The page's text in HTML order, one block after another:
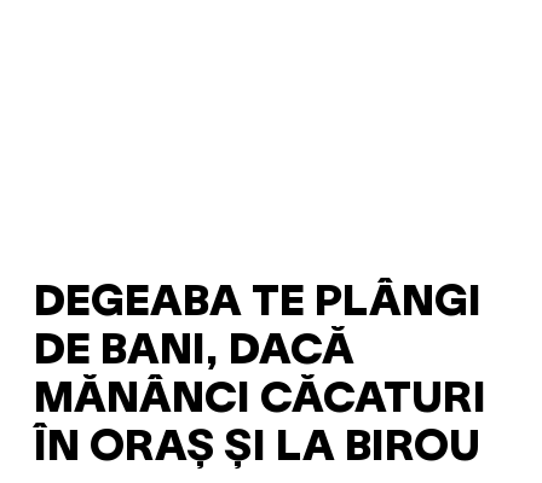
DEGEABA TE PLÂNGI
DE BANI, DACĂ
MĂNÂNCI CĂCATURI
ÎN ORAȘ ȘI LA BIROU